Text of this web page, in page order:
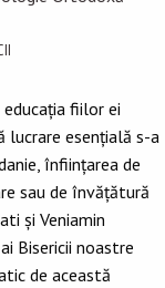
fiilor ei
lucrare esențială s-a
înființarea de
sau de învățătură
și Veniamin
Bisericii noastre
de această